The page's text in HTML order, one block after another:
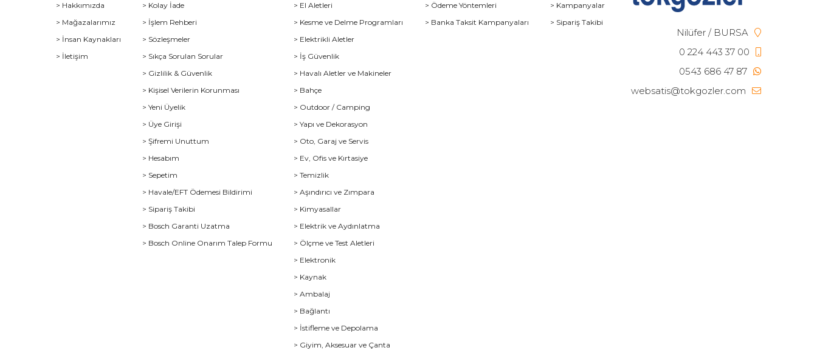
> Hakkımızda
> Mağazalarımız
> İnsan Kaynakları
> İletişim
> Kolay İade
> İşlem Rehberi
> Sözleşmeler
> Sıkça Sorulan Sorular
> Gizlilik & Güvenlik
> Kişisel Verilerin Korunması
> Yeni Üyelik
> Üye Girişi
> Şifremi Unuttum
> Hesabım
> Sepetim
> Havale/EFT Ödemesi Bildirimi
> Sipariş Takibi
> Bosch Garanti Uzatma
> Bosch Online Onarım Talep Formu
> El Aletleri
> Kesme ve Delme Programları
> Elektrikli Aletler
> İş Güvenlik
> Havalı Aletler ve Makineler
> Bahçe
> Outdoor / Camping
> Yapı ve Dekorasyon
> Oto, Garaj ve Servis
> Ev, Ofis ve Kırtasiye
> Temizlik
> Aşındırıcı ve Zımpara
> Kimyasallar
> Elektrik ve Aydınlatma
> Ölçme ve Test Aletleri
> Elektronik
> Kaynak
> Ambalaj
> Bağlantı
> İstifleme ve Depolama
> Giyim, Aksesuar ve Çanta
> Ödeme Yöntemleri
> Banka Taksit Kampanyaları
> Kampanyalar
> Sipariş Takibi
Nilüfer / BURSA
0 224 443 37 00
0543 686 47 87
websatis@tokgozler.com